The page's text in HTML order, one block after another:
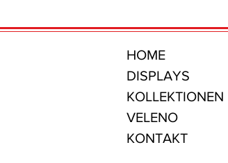
HOME
DISPLAYS
KOLLEKTIONEN
VELENO
KONTAKT